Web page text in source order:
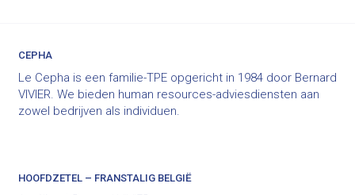
CEPHA
Le Cepha is een familie-TPE opgericht in 1984 door Bernard
VIVIER. We bieden human resources-adviesdiensten aan
zowel bedrijven als individuen.
HOOFDZETEL – FRANSTALIG BELGIË